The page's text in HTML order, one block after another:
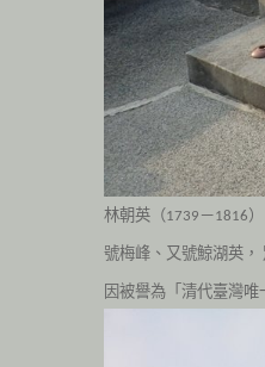
林朝英（1739 －1816
號梅峰、又號鯨湖英，
因被譽為「清代臺灣唯